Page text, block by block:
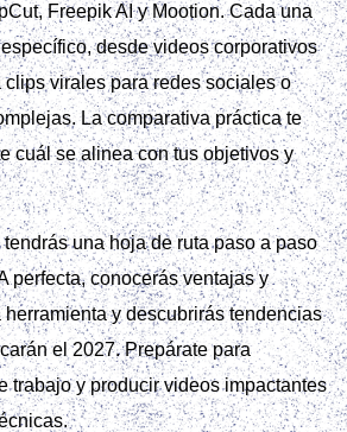
Freepik AI y Mootion. Cada una
desde videos corporativos
virales para redes sociales o
La comparativa práctica te
cuál se alinea con tus objetivos y
una hoja de ruta paso a paso
perfecta, conocerás ventajas y
y descubrirás tendencias
el 2027. Prepárate para
trabajo y producir videos impactantes